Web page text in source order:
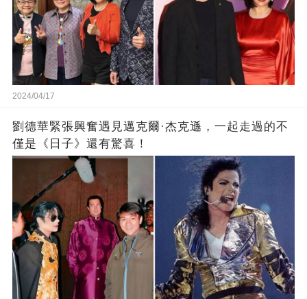
2024/04/17
劉德華緊張興奮遇見邁克爾·杰克遜，一起走過的不
僅是《日子》還有驚喜！